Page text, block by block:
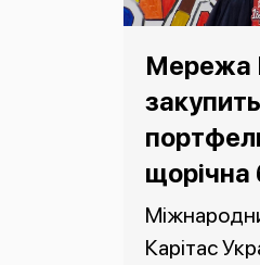
Мережа
щорічна
Карітас